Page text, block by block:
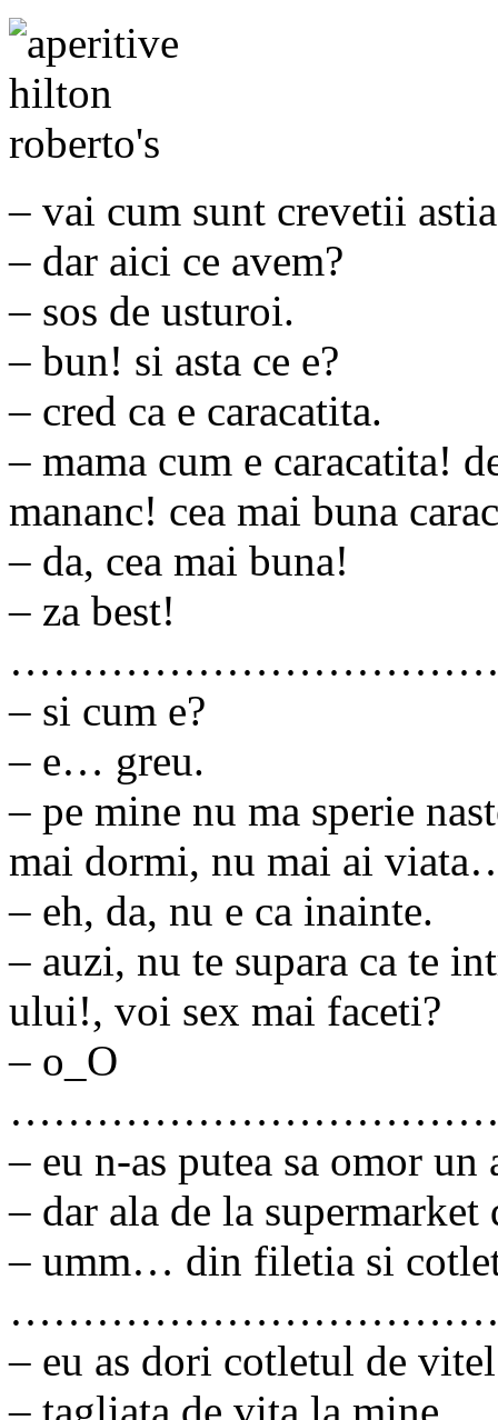
– vai cum sunt crevetii
– dar aici ce avem?
– sos de usturoi.
– bun! si asta ce e?
– cred ca e caracatita.
– mama cum e caracatita!
mananc! cea mai buna
– da, cea mai buna!
– za best!
– si cum e?
– e… greu.
– pe mine nu ma sperie
mai dormi, nu mai ai
– eh, da, nu e ca inainte.
– auzi, nu te supara ca te
ului!, voi sex mai faceti?
– o_O
– eu n-as putea sa omor
– dar ala de la supermarket
– umm… din filetia si
– eu as dori cotletul de
– tagliata de vita la mine.